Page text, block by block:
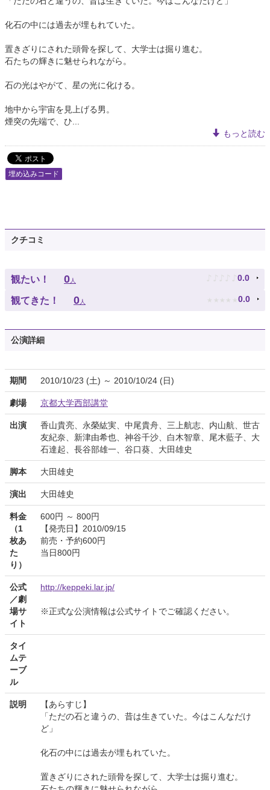
化石の中には過去が埋もれていた。
置きざりにされた頭骨を探して、大学士は掘り進む。
石たちの輝きに魅せられながら。
石の光はやがて、星の光に化ける。
地中から宇宙を見上げる男。
煙突の先端で、ひ...
もっと読む
埋め込みコード
クチコミ
観たい！ 0人 ♪ ♪ ♪ ♪ ♪ 0.0
観てきた！ 0人 ★ ★ ★ ★ ★ 0.0
公演詳細
期間 2010/10/23 (土) ～ 2010/10/24 (日)
劇場 京都大学西部講堂
出演
香山貴亮、永榮紘実、中尾貴舟、三上航志、内山航、世古
友紀奈、新津由希也、神谷千沙、白木智章、尾木藍子、大
石達起、長谷部雄一、谷口葵、大田雄史
脚本 大田雄史
演出 大田雄史
料金
（1
枚あ
た
り）
600円 ～ 800円
【発売日】2010/09/15
前売・予約600円
当日800円
公式
／劇
場サ
イト
http://keppeki.lar.jp/
※正式な公演情報は公式サイトでご確認ください。
タイ
ムテ
ーブ
ル
説明
【あらすじ】
「ただの石と違うの、昔は生きていた。今はこんなだけ
ど」
化石の中には過去が埋もれていた。
置きざりにされた頭骨を探して、大学士は掘り進む。